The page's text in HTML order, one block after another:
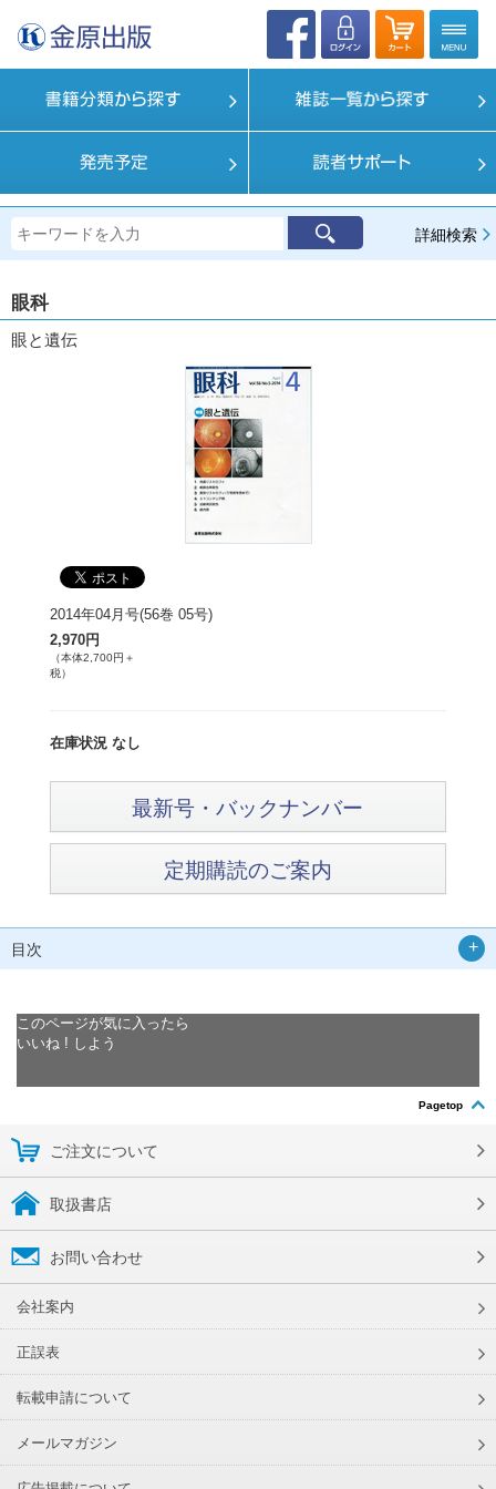
詳細検索
眼科
眼と遺伝
2014年04月号(56巻 05号)
2,970円
（本体2,700円＋
税）
在庫状況 なし
最新号・バックナンバー
定期購読のご案内
目次
このページが気に入ったら
いいね ! しよう
Pagetop
ご注文について
取扱書店
お問い合わせ
会社案内
正誤表
転載申請について
メールマガジン